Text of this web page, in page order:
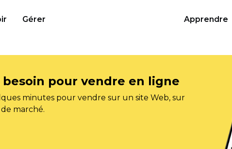
Gérer Apprendre
pour vendre en ligne
minutes pour vendre sur un site Web, sur
marché.